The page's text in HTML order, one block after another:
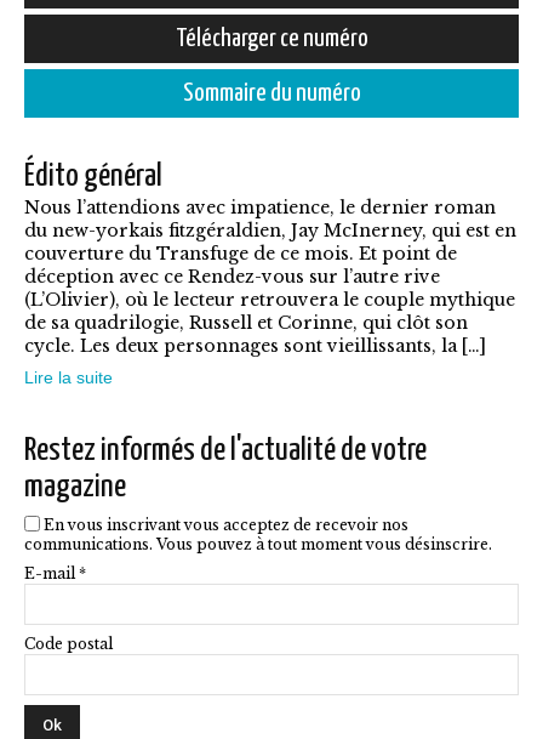
prix :
5,50€
à
7,90€
produit
variations.
Les
options
peuvent
être
choisies
la
produit
Télécharger ce numéro
Sommaire du numéro
Édito général
Nous l’attendions avec impatience, le dernier roman
du new-yorkais fitzgéraldien, Jay McInerney, qui est en
couverture du Transfuge de ce mois. Et point de
déception avec ce Rendez-vous sur l’autre rive
(L’Olivier), où le lecteur retrouvera le couple mythique
de sa quadrilogie, Russell et Corinne, qui clôt son
cycle. Les deux personnages sont vieillissants, la […]
Lire la suite
Restez informés de l'actualité de votre
magazine
En vous inscrivant vous acceptez de recevoir nos
communications. Vous pouvez à tout moment vous désinscrire.
E-mail *
Code postal